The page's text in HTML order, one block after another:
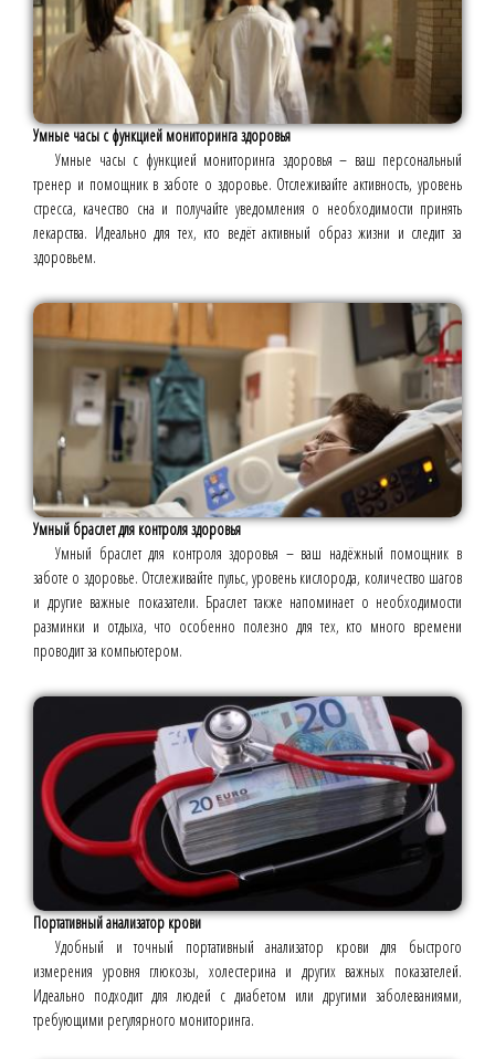
Умные часы с функцией мониторинга здоровья
Умные часы с функцией мониторинга здоровья – ваш персональный
тренер и помощник в заботе о здоровье. Отслеживайте активность, уровень
стресса, качество сна и получайте уведомления о необходимости принять
лекарства. Идеально для тех, кто ведёт активный образ жизни и следит за
здоровьем.
Умный браслет для контроля здоровья
Умный браслет для контроля здоровья – ваш надёжный помощник в
заботе о здоровье. Отслеживайте пульс, уровень кислорода, количество шагов
и другие важные показатели. Браслет также напоминает о необходимости
разминки и отдыха, что особенно полезно для тех, кто много времени
проводит за компьютером.
Портативный анализатор крови
Удобный и точный портативный анализатор крови для быстрого
измерения уровня глюкозы, холестерина и других важных показателей.
Идеально подходит для людей с диабетом или другими заболеваниями,
требующими регулярного мониторинга.